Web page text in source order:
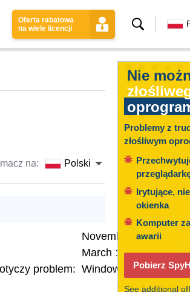
Oferta rabatowa
na wiele licencji
Szukaj
na: Polski
November 5, 2024
March 16, 2026
problem: Windows
Nie
Problemy z
złośliwym
Irytujące,
okienka
Komputer
awarii
Pobierz
See additional